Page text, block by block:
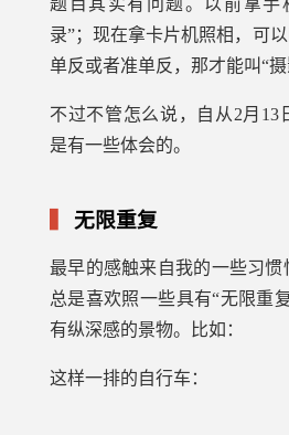
题目其实有问题。以前拿手
录”；现在拿卡片机照相，可
单反或者准单反，那才能叫“摄
不过不管怎么说，自从2月13
是有一些体会的。
无限重复
最早的感触来自我的一些习
总是喜欢照一些具有“无限重
有纵深感的景物。比如：
这样一排的自行车：